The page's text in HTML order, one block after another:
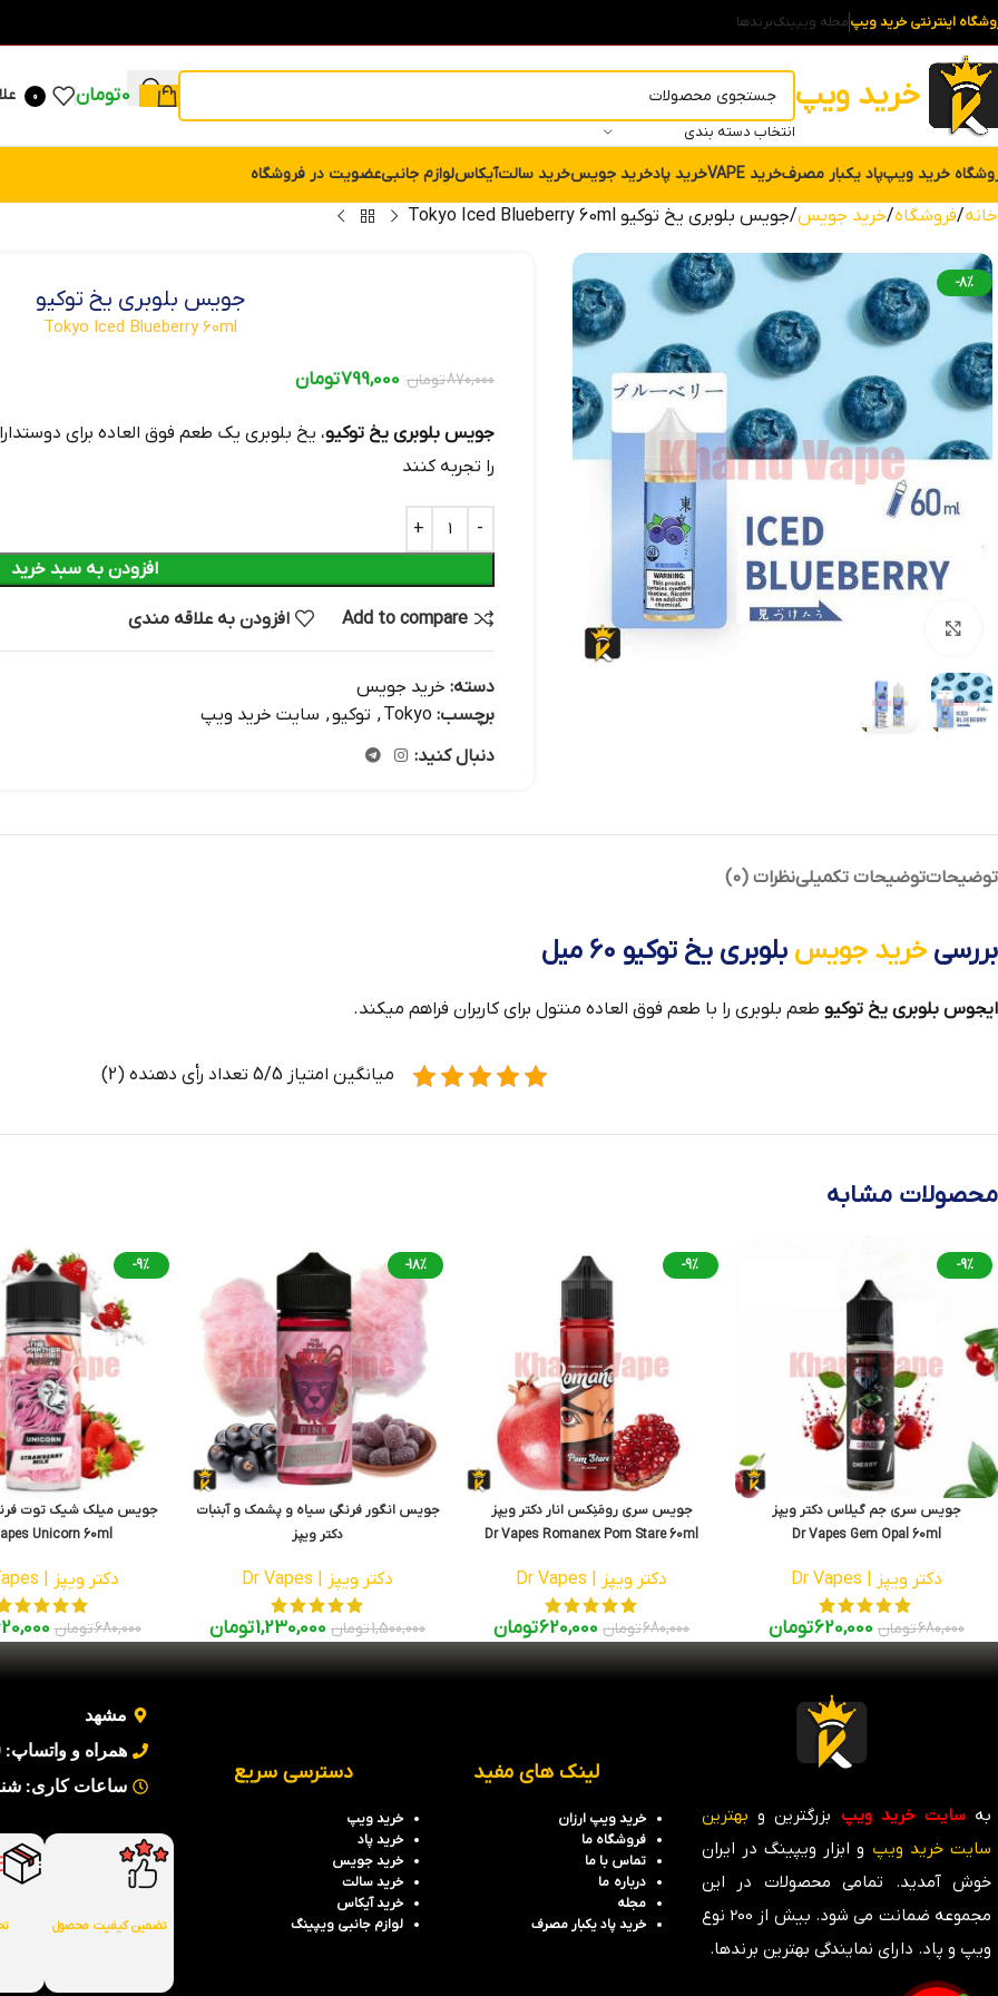
اینترنتی خرید ویپمجله ویپینگبرندها
خرید ویپ
انتخاب دسته بندی
0تومان 0
خرید ویپپاد یکبار مصرفخرید VAPE خرید پادخرید جویسخرید سالتآیکاسلوازم جانبیعضویت در فروشگاه
خانه فروشگاه خرید جویس جویس بلوبری یخ توکیو Tokyo Iced Blueberry 60ml
-8%
بزرگنمایی تصویر
جویس بلوبری یخ توکیو
Tokyo Iced Blueberry 60ml
870,000تومان 799,000تومان
جویس بلوبری یخ توکیو، یخ بلوبری یک طعم فوق‌ العاده برای
را تجربه کنند
افزودن به سبد خرید
Add to compare افزودن به علاقه مندی
دسته: خرید جویس
برچسب: Tokyo
, توکیو, سایت خرید ویپ
دنبال کنید:
توضیحاتتوضیحات تکمیلینظرات (0)
بررسیخرید جویس بلوبری یخ توکیو 60 میل
ایجوس بلوبری یخ توکیو طعم بلوبری را با طعم فوق‌ العاده منتول برای کاربران فراهم میکند.
میانگین امتیاز 5/5 تعداد رأی دهنده (2)
محصولات مشابه
-9%
جویس سری جم گیلاس دکتر ویپز
Dr Vapes Gem Opal 60ml
دکتر ویپز | Dr Vapes
680,000تومان 620,000تومان
-9%
جویس سری رومَنِکس انار دکتر ویپز
Dr Vapes Romanex Pom Stare 60ml
دکتر ویپز | Dr Vapes
680,000تومان 620,000تومان
-18%
جویس انگور فرنگی سیاه و پشمک و آبنبات
دکتر ویپز
دکتر ویپز | Dr Vapes
1,500,000تومان 1,230,000تومان
-9%
جویس میلک شیک توت
Unicorn 60ml
دکتر ویپز | Dr Vapes
680,000تومان
بهسایت خرید ویپ بزرگترین و بهترین
سایت خرید ویپ و ابزار ویپینگ در ایران
خوش آمدید. تمامی محصولات در این
مجموعه ضمانت می شود. بیش از 200 نوع
ویپ و پاد. دارای نمایندگی بهترین برندها.
لینک های مفید
خرید ویپ ارزان
فروشگاه ما
تماس با ما
درباره ما
مجله
خرید پاد یکبار مصرف
دسترسی سریع
خریدویپ
خریدپاد
خرید جویس
خرید سالت
خرید آیکاس
لوازم جانبی ویپینگ
مشهد
همراه و واتساپ: 09354442930
ساعات کاری: شنبه تا
تضمین کیفیت محصول